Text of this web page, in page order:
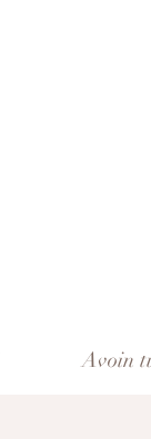
Avoin